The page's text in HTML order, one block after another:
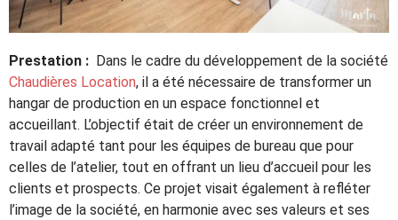
Prestation : Dans le cadre du développement de la société
Chaudières Location, il a été nécessaire de transformer un
hangar de production en un espace fonctionnel et
accueillant. L’objectif était de créer un environnement de
travail adapté tant pour les équipes de bureau que pour
celles de l’atelier, tout en offrant un lieu d’accueil pour les
clients et prospects. Ce projet visait également à refléter
l’image de la société, en harmonie avec ses valeurs et ses